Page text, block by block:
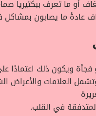
أو ما تعرف ببكتيريا
عادةً ما يصابون
فجأة ويكون ذلك
العلامات والأعراض
في القلب.